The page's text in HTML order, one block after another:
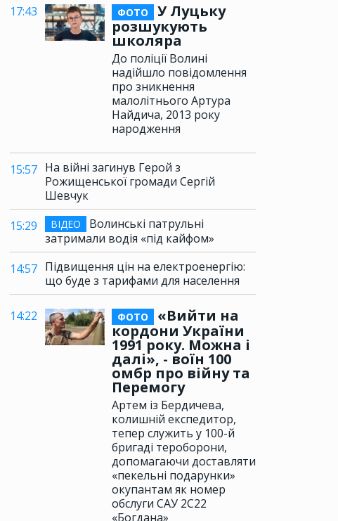
17:43 ФОТО
У Луцьку
розшукують
школяра
До поліції Волині
надійшло повідомлення
про зникнення
малолітнього Артура
Найдича, 2013 року
народження
15:57 На війні загинув Герой з
Рожищенської громади Сергій
Шевчук
15:29
ВІДЕО
Волинські патрульні
затримали водія «під кайфом»
14:57 Підвищення цін на електроенергію:
що буде з тарифами для населення
14:22 ФОТО
«Вийти на
кордони України
1991 року. Можна і
далі», - воїн 100
омбр про війну та
Перемогу
Артем із Бердичева,
колишній експедитор,
тепер служить у 100-й
бригаді тероборони,
допомагаючи доставляти
«пекельні подарунки»
окупантам як номер
обслуги САУ 2С22
«Богдана»